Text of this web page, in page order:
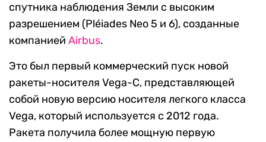
спутника наблюдения Земли с высоким
разрешением (Pléiades Neo 5 и 6), созданные
компанией Airbus.
Это был первый коммерческий пуск новой
ракеты-носителя Vega-C, представляющей
собой новую версию носителя легкого класса
Vega, который используется с 2012 года.
Ракета получила более мощную первую